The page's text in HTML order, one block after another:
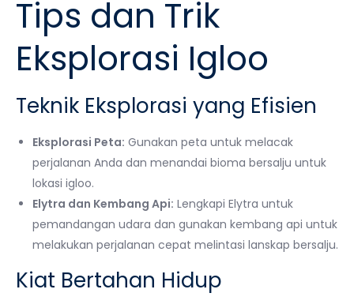
Tips dan Trik
Eksplorasi Igloo
Teknik Eksplorasi yang Efisien
Eksplorasi Peta: Gunakan peta untuk melacak
perjalanan Anda dan menandai bioma bersalju untuk
lokasi igloo.
Elytra dan Kembang Api: Lengkapi Elytra untuk
pemandangan udara dan gunakan kembang api untuk
melakukan perjalanan cepat melintasi lanskap bersalju.
Kiat Bertahan Hidup